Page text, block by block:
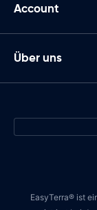
Account
Über uns
EasyTerra® ist